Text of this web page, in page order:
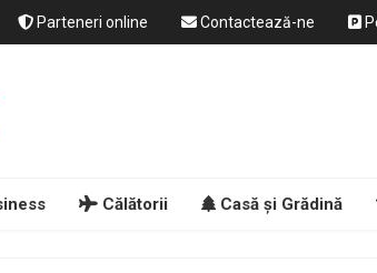
Parteneri online Contactează-ne
Călătorii Casă și Grădină